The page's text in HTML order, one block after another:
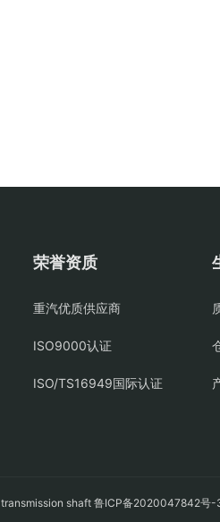
荣誉资质
重汽优质供应商
ISO9000认证
ISO/TS16949国际认证
transmission shaft 鲁ICP备2020047842号-